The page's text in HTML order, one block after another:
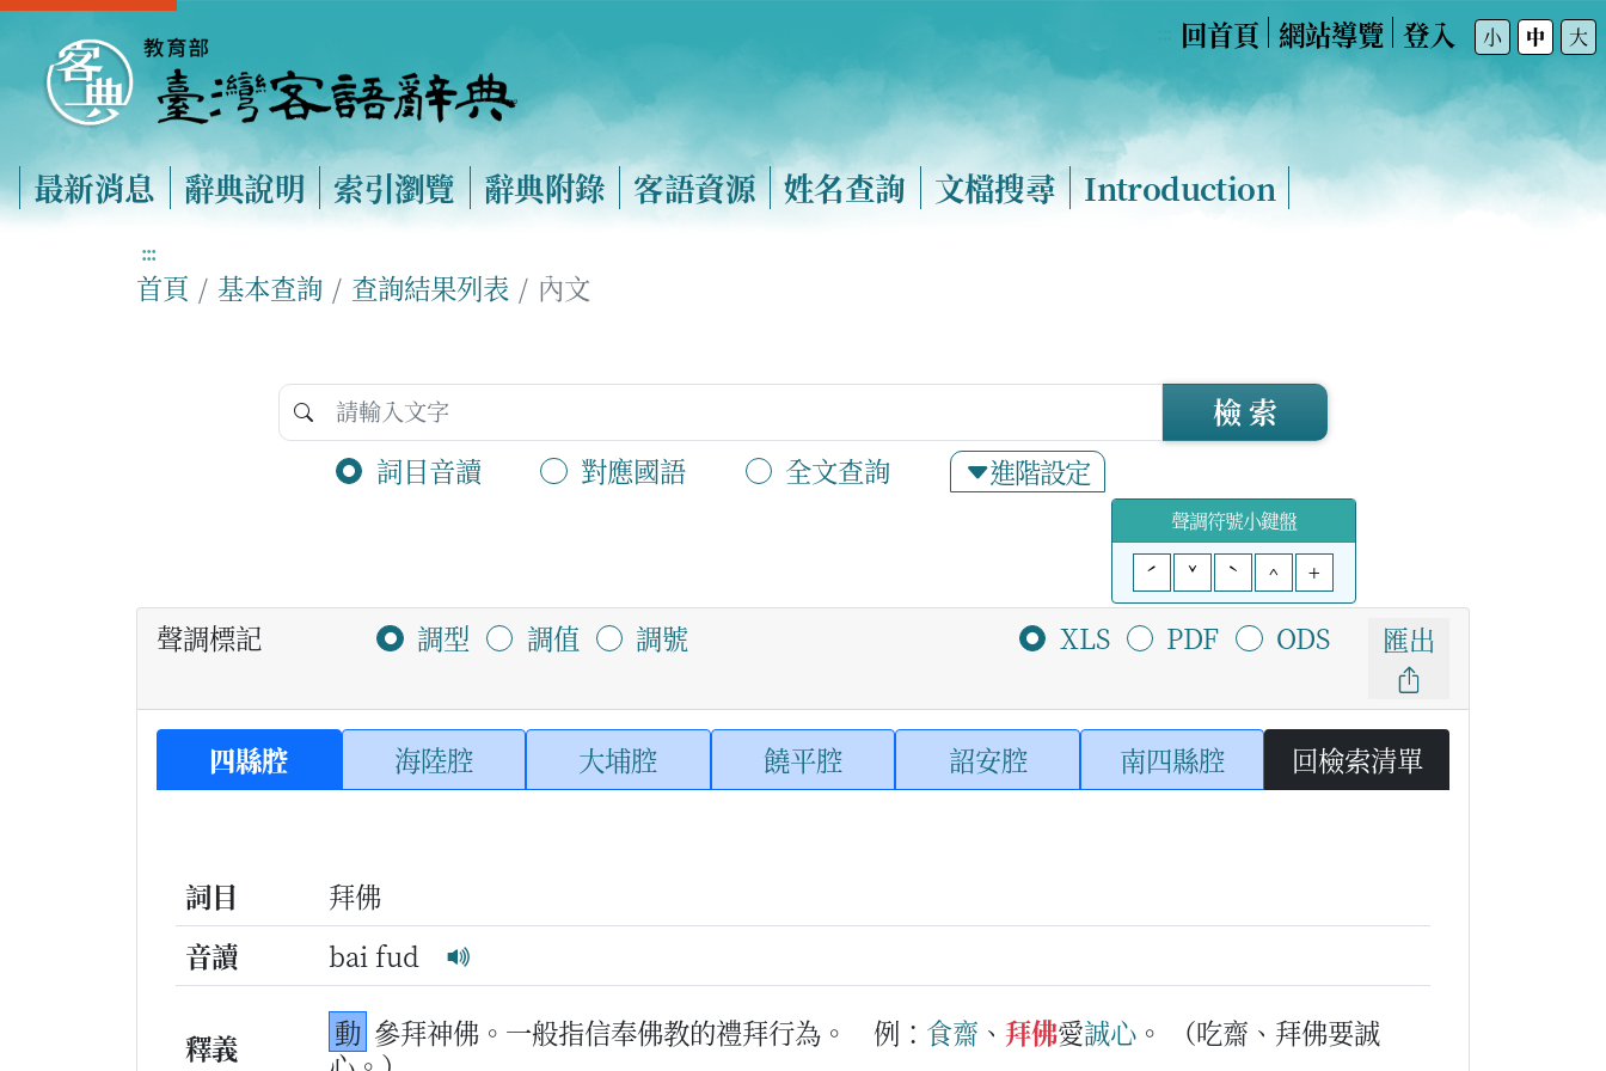
回首頁 網站導覽 登入 小 中 大
最新消息 辭典說明 索引瀏覽 辭典附錄 客語資源 姓名查詢 文檔搜尋 Introduction
:::
首頁 基本查詢 查詢結果列表 內文
詞目音讀 對應國語 全文查詢 進階設定
檢 索
聲調符號小鍵盤
ˊ
ˇ ˋ ^ +
聲調標記 調型 調值 調號 XLS PDF ODS 匯出
四縣腔 海陸腔 大埔腔 饒平腔 詔安腔 南四縣腔 回檢索清單
詞目
拜佛
音讀
bai fud
釋義 動 參拜神佛。一般指信奉佛教的禮拜行為。 例： 食齋 、 拜佛愛誠心 。
（吃齋、拜佛要誠